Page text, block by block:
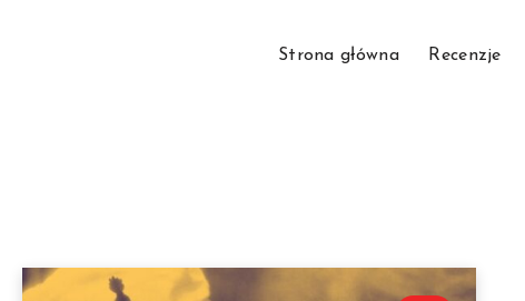
Strona główna Recenzje